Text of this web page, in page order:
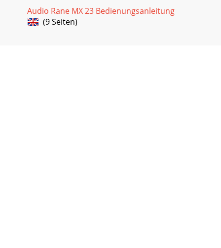
Audio Rane MX 23 Bedienungsanleitung
(9 Seiten)